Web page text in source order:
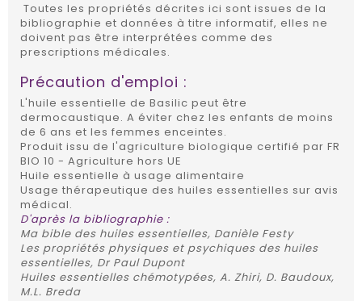
Toutes les propriétés décrites ici sont issues de la
bibliographie et données à titre informatif, elles ne
doivent pas être interprétées comme des
prescriptions médicales.
Précaution d'emploi :
L'huile essentielle de Basilic peut être
dermocaustique. A éviter chez les enfants de moins
de 6 ans et les femmes enceintes.
Produit issu de l'agriculture biologique certifié par FR
BIO 10 - Agriculture hors UE
Huile essentielle à usage alimentaire
Usage thérapeutique des huiles essentielles sur avis
médical.
D'après la bibliographie :
Ma bible des huiles essentielles, Danièle Festy
Les propriétés physiques et psychiques des huiles
essentielles, Dr Paul Dupont
Huiles essentielles chémotypées, A. Zhiri, D. Baudoux,
M.L. Breda